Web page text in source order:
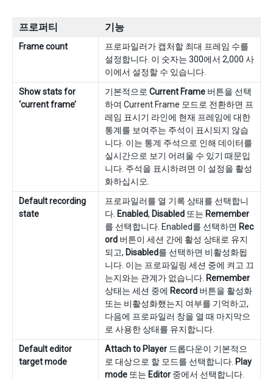
프로퍼티 기능
Frame count
프로파일러가 캡처할 최대 프레임 수를
설정합니다. 이 숫자는 300에서 2,000 사
이에서 설정할 수 있습니다.
Show stats for
‘current frame’
기본적으로 Current Frame 버튼을 선택
하여 Current Frame 모드로 전환하면 프
레임 표시기 라인에 현재 프레임에 대한
통계를 보여주는 주석이 표시되지 않습
니다. 이는 통계 주석으로 인해 데이터를
실시간으로 보기 어려울 수 있기 때문입
니다. 주석을 표시하려면 이 설정을 활성
화하십시오.
Default recording
state
프로파일러를 열 기록 상태를 선택합니
다. Enabled, Disabled 또는 Remember
를 선택합니다. Enabled를 선택하면 Rec
ord 버튼이 세션 간에 활성 상태로 유지
되고, Disabled를 선택하면 비활성화됩
니다. 이는 프로파일링 세션 중에 켜고 끄
는지와는 관계가 없습니다. Remember
상태는 세션 중에 Record 버튼을 활성화
또는 비활성화했는지 여부를 기억하고,
다음에 프로파일러 창을 열 때 마지막으
로 사용한 상태를 유지합니다.
Default editor
target mode
Attach to Player 드롭다운이 기본적으
로 대상으로 할 모드를 선택합니다. Play
mode 또는 Editor 중에서 선택합니다.